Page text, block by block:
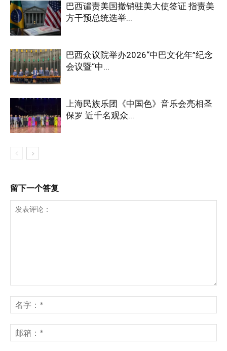
巴西谴责美国撤销驻美大使签证 指责美
方干预总统选举...
巴西众议院举办2026“中巴文化年”纪念
会议暨“中...
上海民族乐团《中国色》音乐会亮相圣
保罗 近千名观众...
留下一个答复